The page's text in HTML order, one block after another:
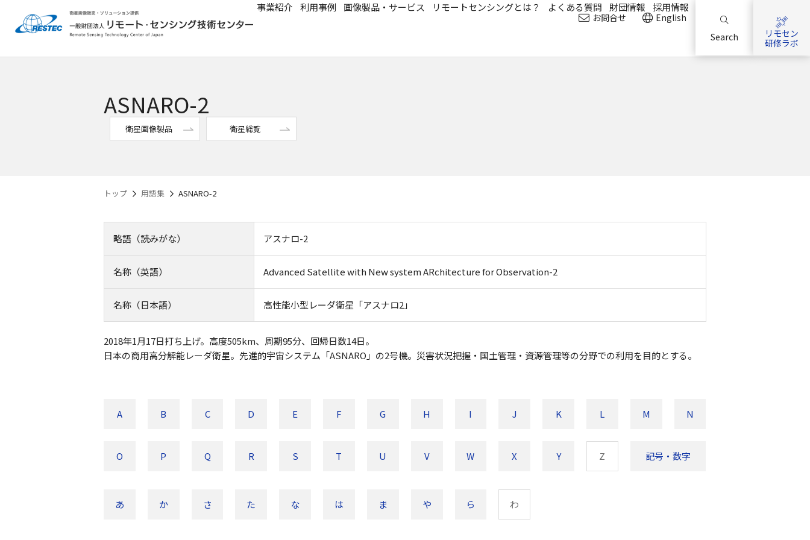
お問合せ English
事業紹介 利用事例 画像製品・サービス リモートセンシングとは？ よくある質問 財団情報 採用情報
Search
リモセン
研修ラボ
ASNARO-2
衛星画像製品 衛星総覧
トップ 用語集 ASNARO-2
略語（読みがな） アスナロ-2
名称（英語） Advanced Satellite with New system ARchitecture for Observation-2
名称（日本語） 高性能小型レーダ衛星「アスナロ2」
2018年1月17日打ち上げ。高度505km、周期95分、回帰日数14日。
日本の商用高分解能レーダ衛星。先進的宇宙システム「ASNARO」の2号機。災害状況把握・国土管理・資源管理等の分野での利用を目的とする。
A B C D E F G H I J K L M N
O P Q R S T U V W X Y Z 記号・数字
あ か さ た な は ま や ら わ